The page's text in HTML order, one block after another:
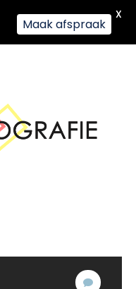
Maak afspraak
X